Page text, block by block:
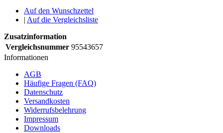
Auf den Wunschzettel
| Auf die Vergleichsliste
Zusatzinformation
Vergleichsnummer 95543657
Informationen
AGB
Häufige Fragen (FAQ)
Datenschutz
Versandkosten
Widerrufsbelehrung
Impressum
Downloads